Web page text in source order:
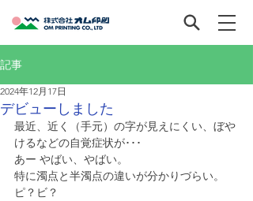
記事
デビューしました
2024年12月17日
最近、近く（手元）の字が見えにくい、ぼや
けるなどの自覚症状が･･･
あー やばい、やばい。
特に濁点と半濁点の違いが分かりづらい。
ピ？ビ？